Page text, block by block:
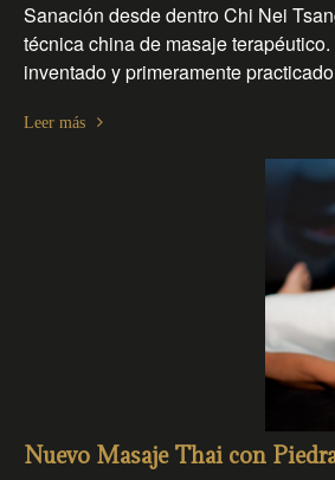
Sanación desde dentro Chi Nei
técnica china de masaje
inventado y primeramente
Leer más
Nuevo Masaje Thai con